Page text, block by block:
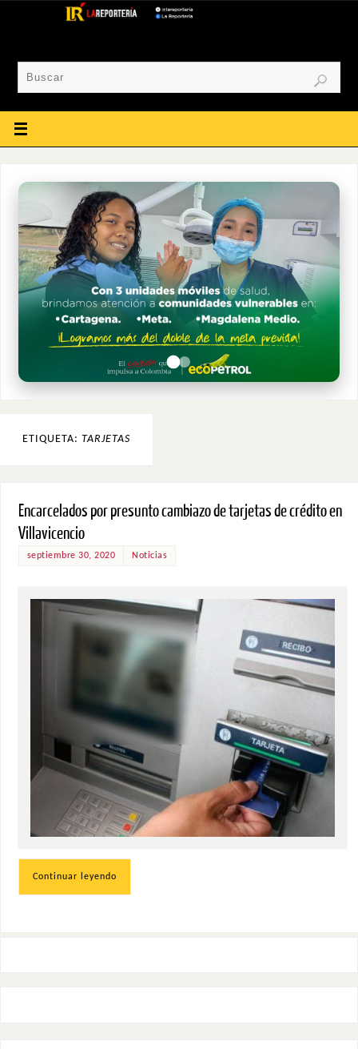
ETIQUETA: TARJETAS
Encarcelados por presunto cambiazo de tarjetas de crédito en
Villavicencio
septiembre 30, 2020 Noticias
Continuar leyendo